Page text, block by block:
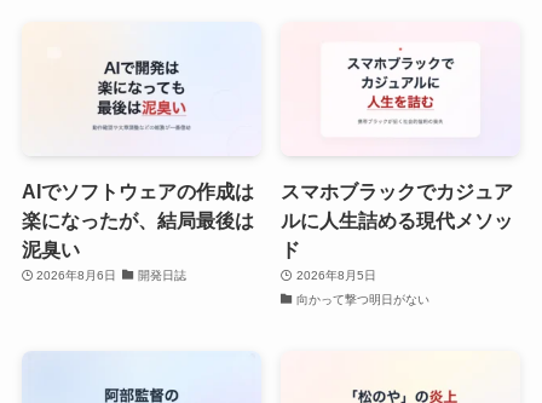
AIでソフトウェアの作成は
楽になったが、結局最後は
泥臭い
2026年8月6日 開発日誌
スマホブラックでカジュア
ルに人生詰める現代メソッ
ド
2026年8月5日
向かって撃つ明日がない